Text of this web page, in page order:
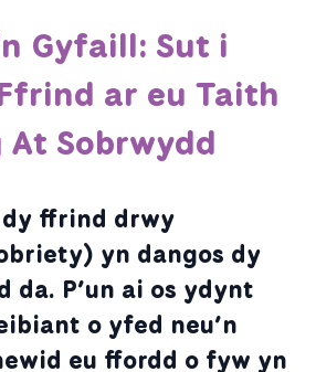
Gyfaill: Sut i
ar eu Taith
At Sobrwydd
ffrind drwy
yn dangos dy
da. P’un ai os ydynt
o yfed neu’n
eu ffordd o fyw yn